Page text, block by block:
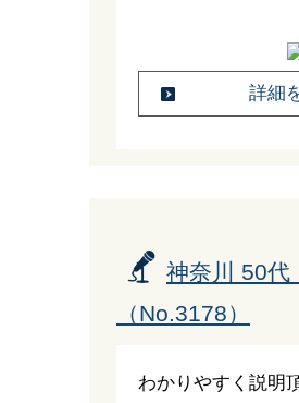
詳細
神奈川 50代
（No.3178）
わかりやすく説明